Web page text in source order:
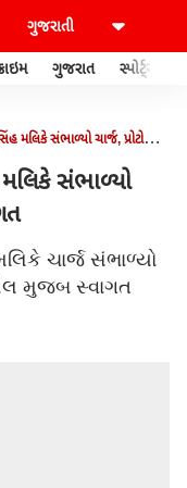
ગુજરાત સ્પોર્ટ્સ
મલિકે સંભાળ્યો ચાર્જ, પ્રોટોકોલ
મલિકે સંભાળ્યો
ચાર્જ સંભાળ્યો
મુજબ સ્વાગત